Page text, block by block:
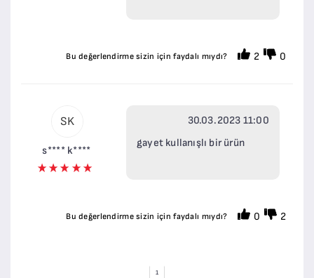
Bu değerlendirme sizin için faydalı mıydı? 2 0
SK
s**** k****
30.03.2023 11:00
gayet kullanışlı bir ürün
Bu değerlendirme sizin için faydalı mıydı? 0 2
1